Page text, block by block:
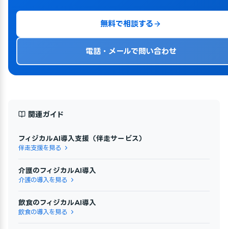
無料で相談する
電話・メールで問い合わせ
関連ガイド
フィジカルAI導入支援（伴走サービス）
伴走支援を見る
介護のフィジカルAI導入
介護の導入を見る
飲食のフィジカルAI導入
飲食の導入を見る